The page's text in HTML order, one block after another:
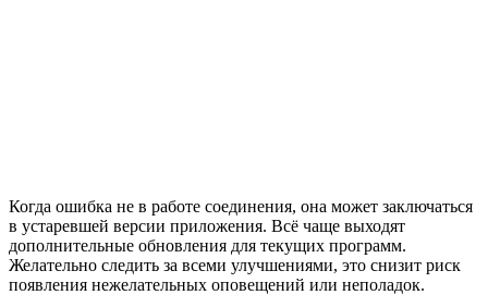
Когда ошибка не в работе соединения, она может заключаться
в устаревшей версии приложения. Всё чаще выходят
дополнительные обновления для текущих программ.
Желательно следить за всеми улучшениями, это снизит риск
появления нежелательных оповещений или неполадок.